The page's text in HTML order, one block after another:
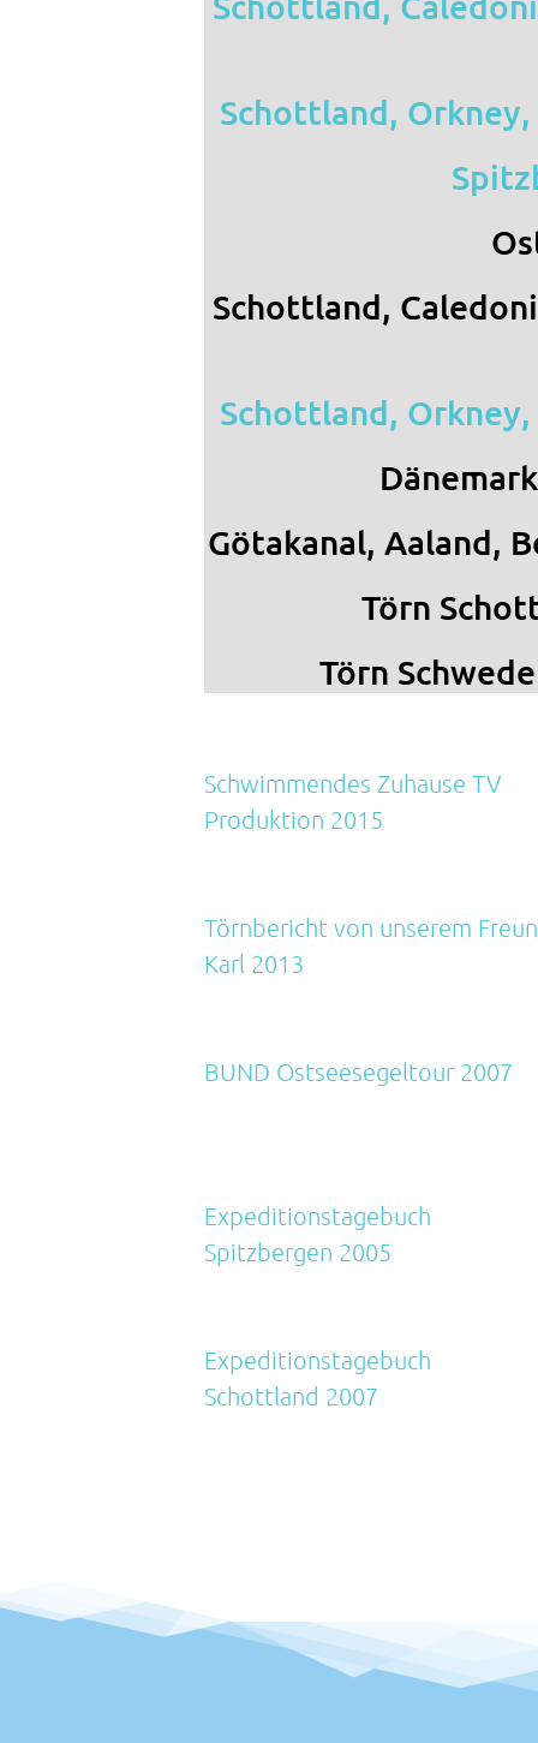
Schottland,
Schottland,
Schottland,
Götakanal, Aaland,
Törn
Törn
Schwimmendes Zuhause TV
Produktion 2015
Törnbericht von unserem
Karl 2013
BUND Ostseesegeltour 2007
Expeditionstagebuch
Spitzbergen 2005
Expeditionstagebuch
Schottland 2007